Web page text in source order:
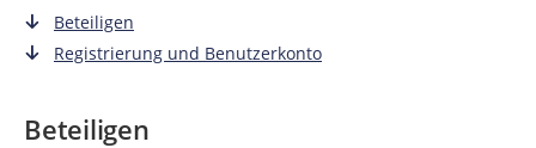
Beteiligen
Registrierung und Benutzerkonto
Beteiligen